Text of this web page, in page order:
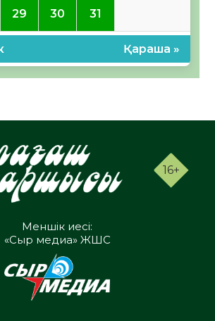
29 30 31
Қараша »
16+
Меншік иесі:
«Сыр медиа» ЖШС